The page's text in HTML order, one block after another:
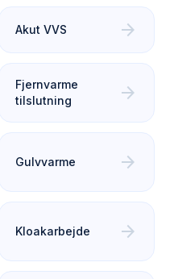
Akut VVS arrow_forward
Fjernvarme
tilslutning
arrow_forward
Gulvvarme arrow_forward
Kloakarbejde arrow_forward